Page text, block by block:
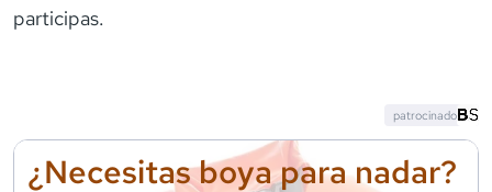
participas.
¿Necesitas boya para nadar?
patrocinado